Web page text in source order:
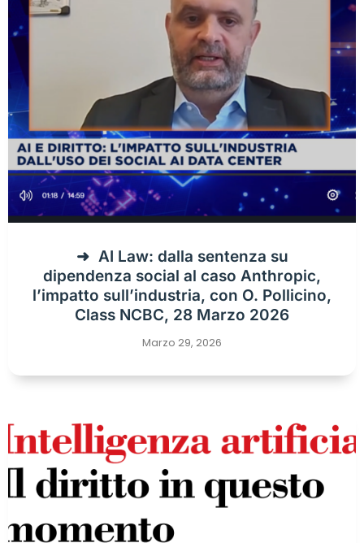
AI Law: dalla sentenza su
dipendenza social al caso Anthropic,
l’impatto sull’industria, con O. Pollicino,
Class NCBC, 28 Marzo 2026
Marzo 29, 2026